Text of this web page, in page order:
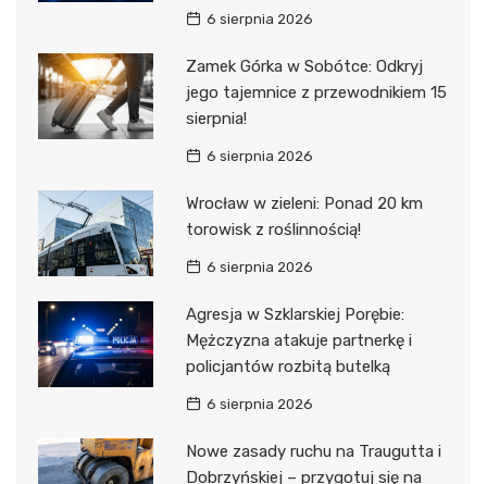
6 sierpnia 2026
Zamek Górka w Sobótce: Odkryj
jego tajemnice z przewodnikiem 15
sierpnia!
6 sierpnia 2026
Wrocław w zieleni: Ponad 20 km
torowisk z roślinnością!
6 sierpnia 2026
Agresja w Szklarskiej Porębie:
Mężczyzna atakuje partnerkę i
policjantów rozbitą butelką
6 sierpnia 2026
Nowe zasady ruchu na Traugutta i
Dobrzyńskiej – przygotuj się na